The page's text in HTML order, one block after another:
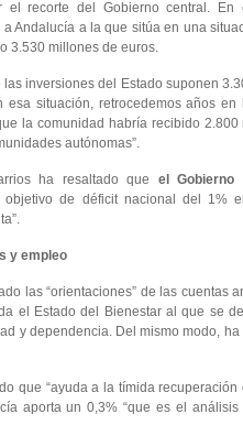
el recorte del Gobierno central.
a Andalucía a la que sitúa en una
3.530 millones de euros.
inversiones del Estado suponen
esa situación, retrocedemos años
la comunidad habría recibido
autónomas”.
ha resaltado que el Gobierno
objetivo de déficit nacional del 1%
y empleo
las “orientaciones” de las cuentas
el Estado del Bienestar al que se
y dependencia. Del mismo modo,
que “ayuda a la tímida
aporta un 0,3% “que es el